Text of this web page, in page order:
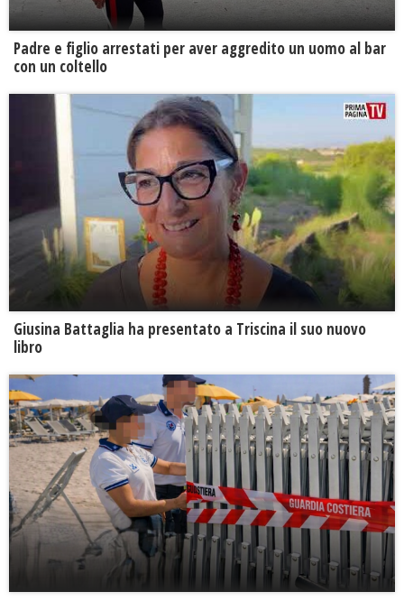
Padre e figlio arrestati per aver aggredito un uomo al bar
con un coltello
Giusina Battaglia ha presentato a Triscina il suo nuovo
libro